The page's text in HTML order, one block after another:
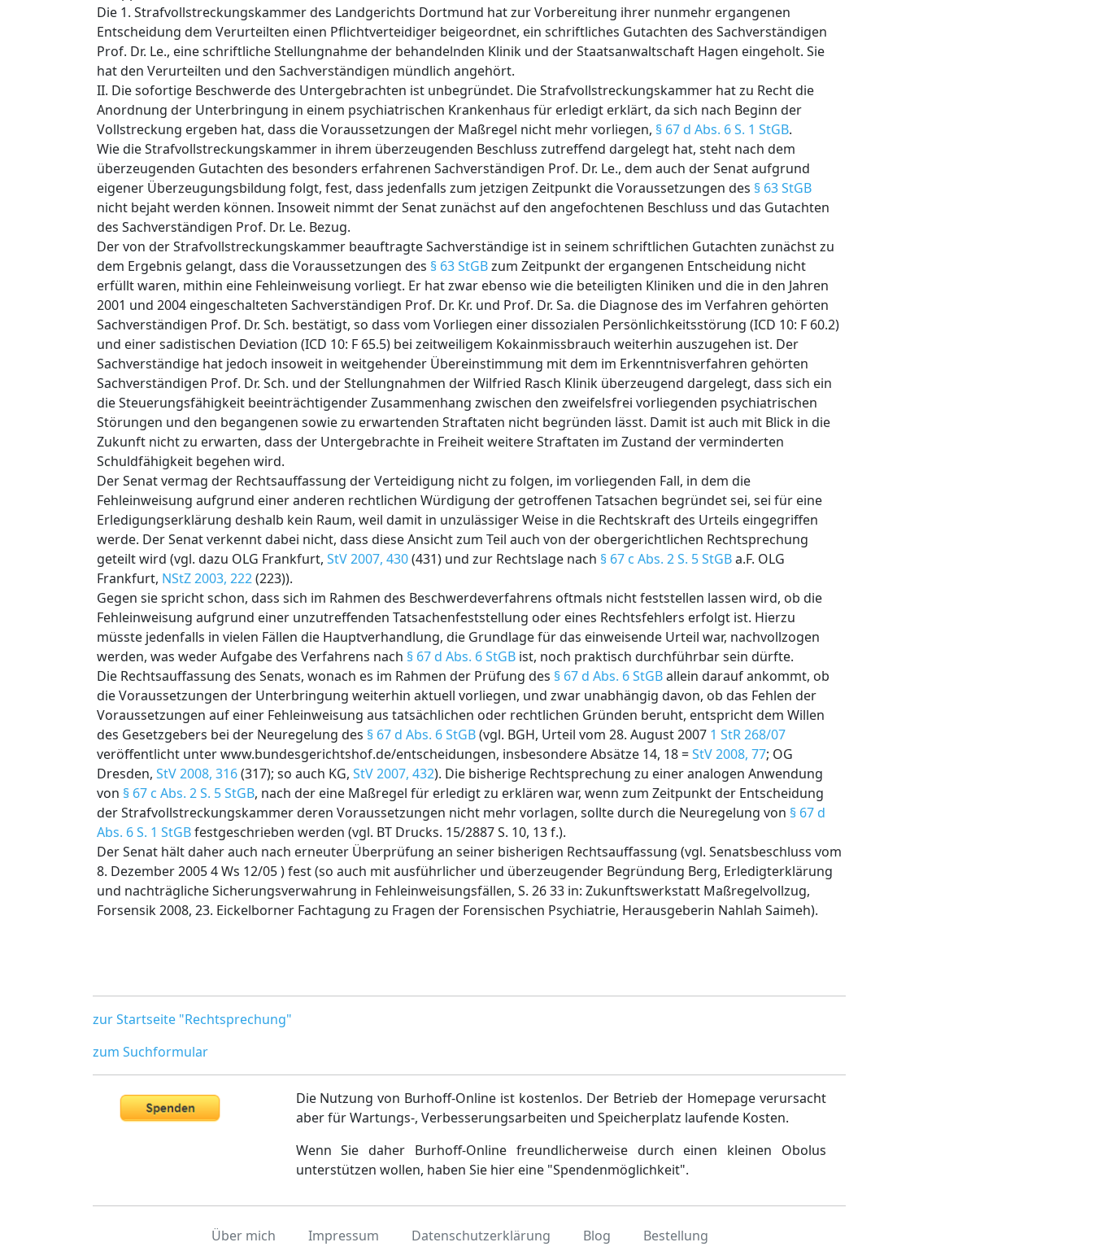
Die 1. Strafvollstreckungskammer des Landgerichts Dortmund hat zur Vorbereitung ihrer nunmehr ergangenen
Entscheidung dem Verurteilten einen Pflichtverteidiger beigeordnet, ein schriftliches Gutachten des Sachverständigen
Prof. Dr. Le., eine schriftliche Stellungnahme der behandelnden Klinik und der Staatsanwaltschaft Hagen eingeholt. Sie
hat den Verurteilten und den Sachverständigen mündlich angehört.
II. Die sofortige Beschwerde des Untergebrachten ist unbegründet. Die Strafvollstreckungskammer hat zu Recht die
Anordnung der Unterbringung in einem psychiatrischen Krankenhaus für erledigt erklärt, da sich nach Beginn der
Vollstreckung ergeben hat, dass die Voraussetzungen der Maßregel nicht mehr vorliegen, § 67 d Abs. 6 S. 1 StGB.
Wie die Strafvollstreckungskammer in ihrem überzeugenden Beschluss zutreffend dargelegt hat, steht nach dem
überzeugenden Gutachten des besonders erfahrenen Sachverständigen Prof. Dr. Le., dem auch der Senat aufgrund
eigener Überzeugungsbildung folgt, fest, dass jedenfalls zum jetzigen Zeitpunkt die Voraussetzungen des § 63 StGB
nicht bejaht werden können. Insoweit nimmt der Senat zunächst auf den angefochtenen Beschluss und das Gutachten
des Sachverständigen Prof. Dr. Le. Bezug.
Der von der Strafvollstreckungskammer beauftragte Sachverständige ist in seinem schriftlichen Gutachten zunächst zu
dem Ergebnis gelangt, dass die Voraussetzungen des § 63 StGBzum Zeitpunkt der ergangenen Entscheidung nicht
erfüllt waren, mithin eine Fehleinweisung vorliegt. Er hat zwar ebenso wie die beteiligten Kliniken und die in den Jahren
2001 und 2004 eingeschalteten Sachverständigen Prof. Dr. Kr. und Prof. Dr. Sa. die Diagnose des im Verfahren gehörten
Sachverständigen Prof. Dr. Sch. bestätigt, so dass vom Vorliegen einer dissozialen Persönlichkeitsstörung (ICD 10: F 60.2)
und einer sadistischen Deviation (ICD 10: F 65.5) bei zeitweiligem Kokainmissbrauch weiterhin auszugehen ist. Der
Sachverständige hat jedoch insoweit in weitgehender Übereinstimmung mit dem im Erkenntnisverfahren gehörten
Sachverständigen Prof. Dr. Sch. und der Stellungnahmen der Wilfried Rasch Klinik überzeugend dargelegt, dass sich ein
die Steuerungsfähigkeit beeinträchtigender Zusammenhang zwischen den zweifelsfrei vorliegenden psychiatrischen
Störungen und den begangenen sowie zu erwartenden Straftaten nicht begründen lässt. Damit ist auch mit Blick in die
Zukunft nicht zu erwarten, dass der Untergebrachte in Freiheit weitere Straftaten im Zustand der verminderten
Schuldfähigkeit begehen wird.
Der Senat vermag der Rechtsauffassung der Verteidigung nicht zu folgen, im vorliegenden Fall, in dem die
Fehleinweisung aufgrund einer anderen rechtlichen Würdigung der getroffenen Tatsachen begründet sei, sei für eine
Erledigungserklärung deshalb kein Raum, weil damit in unzulässiger Weise in die Rechtskraft des Urteils eingegriffen
werde. Der Senat verkennt dabei nicht, dass diese Ansicht zum Teil auch von der obergerichtlichen Rechtsprechung
geteilt wird (vgl. dazu OLG Frankfurt, StV 2007, 430(431) und zur Rechtslage nach § 67 c Abs. 2 S. 5 StGBa.F. OLG
Frankfurt, NStZ 2003, 222(223)).
Gegen sie spricht schon, dass sich im Rahmen des Beschwerdeverfahrens oftmals nicht feststellen lassen wird, ob die
Fehleinweisung aufgrund einer unzutreffenden Tatsachenfeststellung oder eines Rechtsfehlers erfolgt ist. Hierzu
müsste jedenfalls in vielen Fällen die Hauptverhandlung, die Grundlage für das einweisende Urteil war, nachvollzogen
werden, was weder Aufgabe des Verfahrens nach § 67 d Abs. 6 StGB ist, noch praktisch durchführbar sein dürfte.
Die Rechtsauffassung des Senats, wonach es im Rahmen der Prüfung des § 67 d Abs. 6 StGBallein darauf ankommt, ob
die Voraussetzungen der Unterbringung weiterhin aktuell vorliegen, und zwar unabhängig davon, ob das Fehlen der
Voraussetzungen auf einer Fehleinweisung aus tatsächlichen oder rechtlichen Gründen beruht, entspricht dem Willen
des Gesetzgebers bei der Neuregelung des § 67 d Abs. 6 StGB(vgl. BGH, Urteil vom 28. August 2007 1 StR 268/07
veröffentlicht unter www.bundesgerichtshof.de/entscheidungen, insbesondere Absätze 14, 18 =StV 2008, 77; OG
Dresden, StV 2008, 316(317); so auch KG, StV 2007, 432). Die bisherige Rechtsprechung zu einer analogen Anwendung
von § 67 c Abs. 2 S. 5 StGB, nach der eine Maßregel für erledigt zu erklären war, wenn zum Zeitpunkt der Entscheidung
der Strafvollstreckungskammer deren Voraussetzungen nicht mehr vorlagen, sollte durch die Neuregelung von § 67 d
Abs. 6 S. 1 StGBfestgeschrieben werden (vgl. BT Drucks. 15/2887 S. 10, 13 f.).
Der Senat hält daher auch nach erneuter Überprüfung an seiner bisherigen Rechtsauffassung (vgl. Senatsbeschluss vom
8. Dezember 2005 4 Ws 12/05 ) fest (so auch mit ausführlicher und überzeugender Begründung Berg, Erledigterklärung
und nachträgliche Sicherungsverwahrung in Fehleinweisungsfällen, S. 26 33 in: Zukunftswerkstatt Maßregelvollzug,
Forsensik 2008, 23. Eickelborner Fachtagung zu Fragen der Forensischen Psychiatrie, Herausgeberin Nahlah Saimeh).
zur Startseite "Rechtsprechung"
zum Suchformular
Die Nutzung von Burhoff-Online ist kostenlos. Der Betrieb der Homepage verursacht
aber für Wartungs-, Verbesserungsarbeiten und Speicherplatz laufende Kosten.
Wenn Sie daher Burhoff-Online freundlicherweise durch einen kleinen Obolus
unterstützen wollen, haben Sie hier eine "Spendenmöglichkeit".
Über mich Impressum Datenschutzerklärung Blog Bestellung